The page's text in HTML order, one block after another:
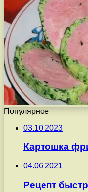
Популярное
03.10.2023
Картошка
04.06.2021
Рецепт